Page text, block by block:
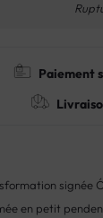
Paiement
signée
en petit